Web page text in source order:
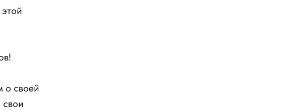
о своей
свои